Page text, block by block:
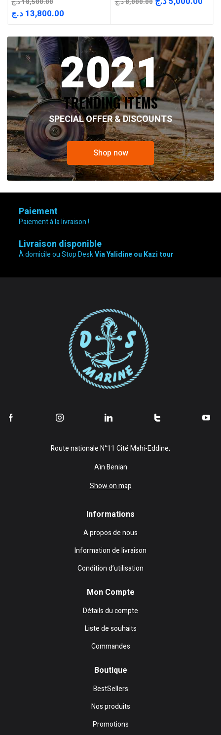
Le
initial
était :
18,500.00 د.ج.
13,800.00 د.ج
actuel
est :
13,800.00 د.ج.
était :
8,000.00 د.ج.
est :
2021
TRENDING ITEMS
SPECIAL OFFER & DISCOUNTS
Shop now
Paiement
Paiement à la livraison !
Livraison disponible
À domicile ou Stop DeskVia Yalidine ou Kazi tour
Route nationale N°11 Cité Mahi-Eddine,
Aïn Benian
Show on map
Informations
A propos de nous
Information de livraison
Condition d’utilisation
Mon Compte
Détails du compte
Liste de souhaits
Commandes
Boutique
BestSellers
Nos produits
Promotions